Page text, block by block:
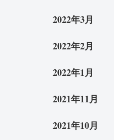
2022年3月
2022年2月
2022年1月
2021年11月
2021年10月